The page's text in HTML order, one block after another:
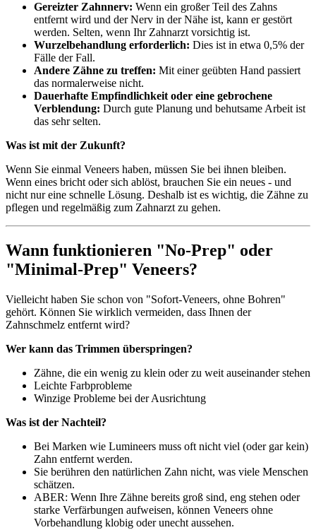
Gereizter Zahnnerv: Wenn ein großer Teil des Zahns
entfernt wird und der Nerv in der Nähe ist, kann er gestört
werden. Selten, wenn Ihr Zahnarzt vorsichtig ist.
Wurzelbehandlung erforderlich: Dies ist in etwa 0,5% der
Fälle der Fall.
Andere Zähne zu treffen: Mit einer geübten Hand passiert
das normalerweise nicht.
Dauerhafte Empfindlichkeit oder eine gebrochene
Verblendung: Durch gute Planung und behutsame Arbeit ist
das sehr selten.
Was ist mit der Zukunft?
Wenn Sie einmal Veneers haben, müssen Sie bei ihnen bleiben.
Wenn eines bricht oder sich ablöst, brauchen Sie ein neues - und
nicht nur eine schnelle Lösung. Deshalb ist es wichtig, die Zähne zu
pflegen und regelmäßig zum Zahnarzt zu gehen.
Wann funktionieren "No-Prep" oder
"Minimal-Prep" Veneers?
Vielleicht haben Sie schon von "Sofort-Veneers, ohne Bohren"
gehört. Können Sie wirklich vermeiden, dass Ihnen der
Zahnschmelz entfernt wird?
Wer kann das Trimmen überspringen?
Zähne, die ein wenig zu klein oder zu weit auseinander stehen
Leichte Farbprobleme
Winzige Probleme bei der Ausrichtung
Was ist der Nachteil?
Bei Marken wie Lumineers muss oft nicht viel (oder gar kein)
Zahn entfernt werden.
Sie berühren den natürlichen Zahn nicht, was viele Menschen
schätzen.
ABER: Wenn Ihre Zähne bereits groß sind, eng stehen oder
starke Verfärbungen aufweisen, können Veneers ohne
Vorbehandlung klobig oder unecht aussehen.